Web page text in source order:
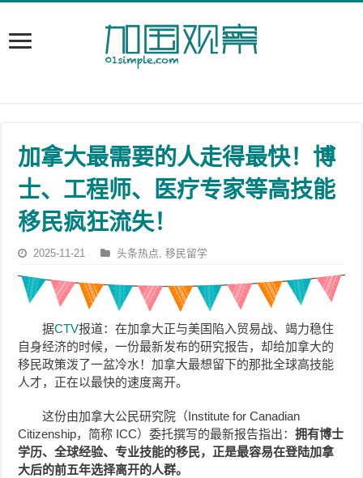
加拿大最需要的人走得最快！博
士、工程师、医疗专家等高技能
移民疯狂流失！
2025-11-21 头条热点,移民留学
据CTV报道：在加拿大正与美国陷入贸易战、竭力稳住
自身经济的时候，一份最新发布的研究报告，却给加拿大的
移民政策泼了一盆冷水！加拿大最想留下的那批全球高技能
人才，正在以最快的速度离开。
这份由加拿大公民研究院（Institute for Canadian
Citizenship，简称 ICC）委托撰写的最新报告指出：拥有博士
学历、全球经验、专业技能的移民，正是最容易在登陆加拿
大后的前五年选择离开的人群。